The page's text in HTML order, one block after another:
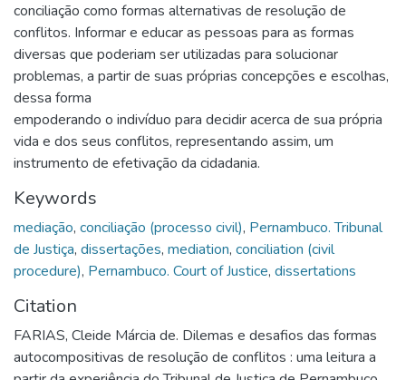
conciliação como formas alternativas de resolução de
conflitos. Informar e educar as pessoas para as formas
diversas que poderiam ser utilizadas para solucionar
problemas, a partir de suas próprias concepções e escolhas,
dessa forma
empoderando o indivíduo para decidir acerca de sua própria
vida e dos seus conflitos, representando assim, um
instrumento de efetivação da cidadania.
Keywords
mediação, conciliação (processo civil), Pernambuco. Tribunal
de Justiça, dissertações, mediation, conciliation (civil
procedure), Pernambuco. Court of Justice, dissertations
Citation
FARIAS, Cleide Márcia de. Dilemas e desafios das formas
autocompositivas de resolução de conflitos : uma leitura a